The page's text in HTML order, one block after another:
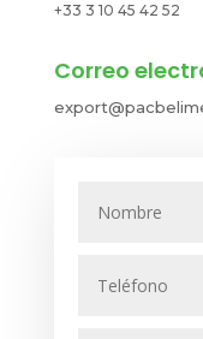
+33 3 10 45 42 52
Correo